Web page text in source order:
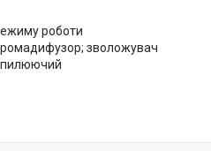
роботи
зволожувач